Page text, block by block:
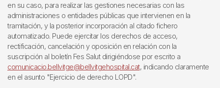
en su caso, para realizar las gestiones necesarias con las
administraciones o entidades públicas que intervienen en la
tramitación, y la posterior incorporación al citado fichero
automatizado. Puede ejercitar los derechos de acceso,
rectificación, cancelación y oposición en relación con la
suscripción al boletín Fes Salut dirigiéndose por escrito a
comunicacio.bellvitge@bellvitgehospital.cat, indicando claramente
en el asunto "Ejercicio de derecho LOPD".